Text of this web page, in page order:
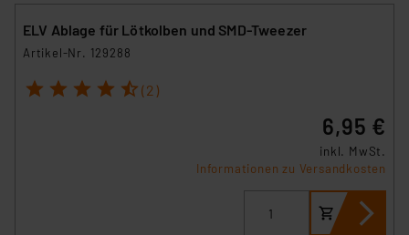
ELV Ablage für Lötkolben und SMD-Tweezer
Artikel-Nr. 129288
1 2 3 4 5 (2)
6,95 €
inkl. MwSt.
Informationen zu Versandkosten